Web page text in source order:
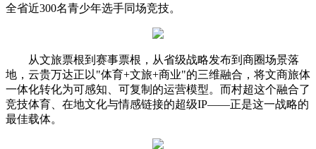
全省近300名青少年选手同场竞技。
从文旅票根到赛事票根，从省级战略发布到商圈场景落
地，云贵万达正以"体育+文旅+商业"的三维融合，将文商旅体
一体化转化为可感知、可复制的运营模型。而村超这个融合了
竞技体育、在地文化与情感链接的超级IP——正是这一战略的
最佳载体。